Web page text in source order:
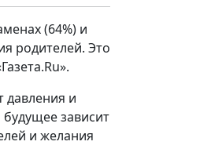
(64%) и
родителей. Это
давления и
зависит
и желания